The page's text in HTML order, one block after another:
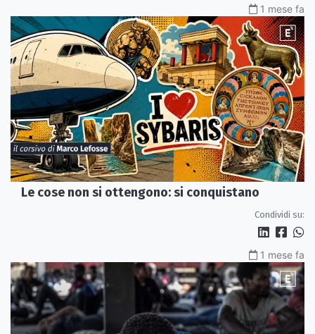
1 mese fa
Le cose non si ottengono: si conquistano
Condividi su:
1 mese fa